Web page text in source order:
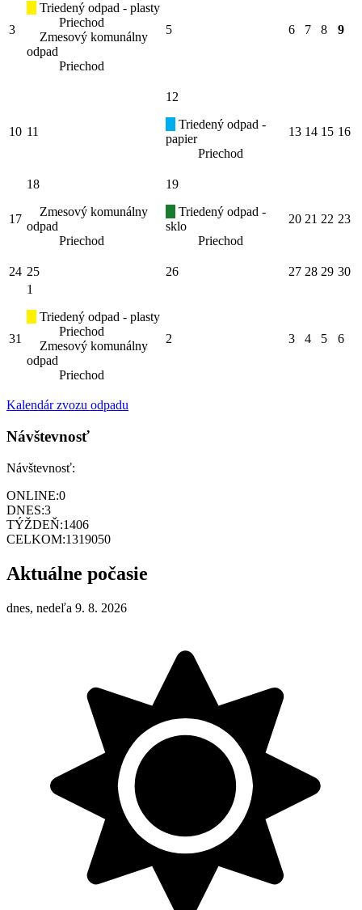
3
Triedený odpad - plasty
Priechod
Zmesový komunálny
odpad
Priechod
5 6 7 8 9
10 11
12
Triedený odpad -
papier
Priechod
13 14 15 16
17
18
Zmesový komunálny
odpad
Priechod
19
Triedený odpad -
sklo
Priechod
20 21 22 23
24 25 26 27 28 29 30
31
1
Triedený odpad - plasty
Priechod
Zmesový komunálny
odpad
Priechod
2 3 4 5 6
Kalendár zvozu odpadu
Návštevnosť
Návštevnosť:
ONLINE:0
DNES:3
TÝŽDEŇ:1406
CELKOM:1319050
Aktuálne počasie
dnes, nedeľa 9. 8. 2026